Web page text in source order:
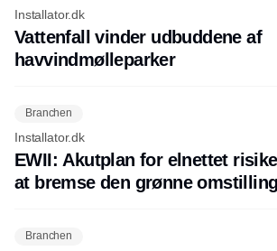
Installator.dk
Vattenfall vinder udbuddene af
havvindmølleparker
Branchen
Installator.dk
EWII: Akutplan for elnettet
at bremse den grønne omstilling
Branchen